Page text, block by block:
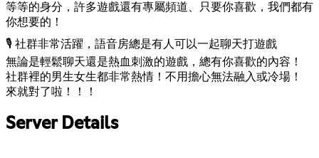
等等的身分，許多遊戲還有專屬頻道、只要你喜歡，我們都有
你想要的！
🎙️ 社群非常活躍，語音房總是有人可以一起聊天打遊戲
無論是輕鬆聊天還是熱血刺激的遊戲，總有你喜歡的內容！
社群裡的男生女生都非常熱情！不用擔心無法融入或冷場！
來就對了啦！！！
Server Details